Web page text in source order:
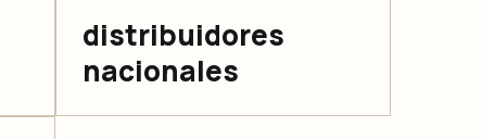
distribuidores
nacionales